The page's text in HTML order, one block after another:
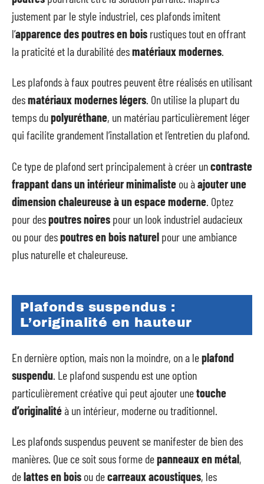
justement par le style industriel, ces plafonds imitent
l’apparence des poutres en bois rustiques tout en offrant
la praticité et la durabilité desmatériaux modernes
Les plafonds à faux poutres peuvent être réalisés en utilisant
desmatériaux modernes légers. On utilise la plupart du
temps dupolyuréthane, un matériau particulièrement léger
qui facilite grandement l’installation et l’entretien du plafond.
Ce type de plafond sert principalement à créer uncontraste
frappant dans un intérieur minimaliste ou àajouter une
dimension chaleureuse à un espace moderne . Optez
pour despoutres noires pour un look industriel audacieux
ou pour despoutres en bois naturel pour une ambiance
plus naturelle et chaleureuse.
Plafonds suspendus :
L’originalité en hauteur
En dernière option, mais non la moindre, on a leplafond
suspendu . Le plafond suspendu est une option
particulièrement créative qui peut ajouter unetouche
d’originalitéà un intérieur, moderne ou traditionnel.
Les plafonds suspendus peuvent se manifester de bien des
manières. Que ce soit sous forme depanneaux en métal,
delattes en bois ou decarreaux acoustiques, les